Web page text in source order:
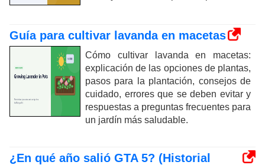
Guía para cultivar lavanda en macetas
Cómo cultivar lavanda en macetas:
explicación de las opciones de plantas,
pasos para la plantación, consejos de
cuidado, errores que se deben evitar y
respuestas a preguntas frecuentes para
un jardín más saludable.
¿En qué año salió GTA 5? (Historial